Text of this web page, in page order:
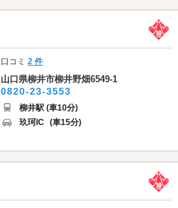
口コミ2 件
山口県柳井市柳井野畑6549-1
0820-23-3553
柳井駅 (車10分)
玖珂IC (車15分)